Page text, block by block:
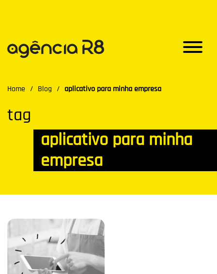
Home / Blog / aplicativo para minha empresa
tag
aplicativo para minha
empresa